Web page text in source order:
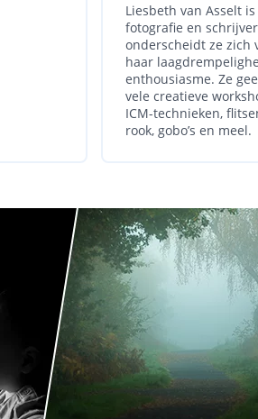
Liesbeth van Asselt
fotografie en
onderscheidt ze zich
haar
enthousiasme. Ze
vele creatieve
ICM-technieken,
rook, gobo’s en meel.